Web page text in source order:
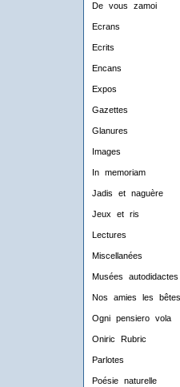
De vous zamoi
Ecrans
Ecrits
Encans
Expos
Gazettes
Glanures
Images
In memoriam
Jadis et naguère
Jeux et ris
Lectures
Miscellanées
Musées
Nos amies les bêtes
Ogni pensiero vola
Oniric Rubric
Parlotes
Poésie naturelle